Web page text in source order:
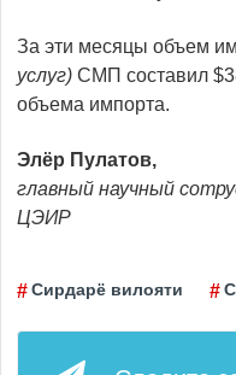
За эти месяцы объем
услуг) СМП составил
объема импорта.
Элёр Пулатов,
главный научный
ЦЭИР
Сирдарё вилояти